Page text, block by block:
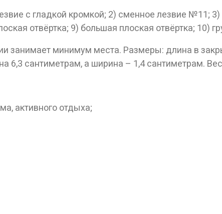
с гладкой кромкой; 2) сменное лезвие №11;
отвёртка; 9) большая плоская отвёртка; 10)
занимает минимум места. Размеры: длина в
6,3 сантиметрам, а ширина – 1,4 сантиметрам.
активного отдыха;
ДА НЕТ